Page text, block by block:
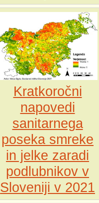
Kratkoročni
napovedi
sanitarnega
poseka smreke
in jelke zaradi
podlubnikov v
Sloveniji v 2021